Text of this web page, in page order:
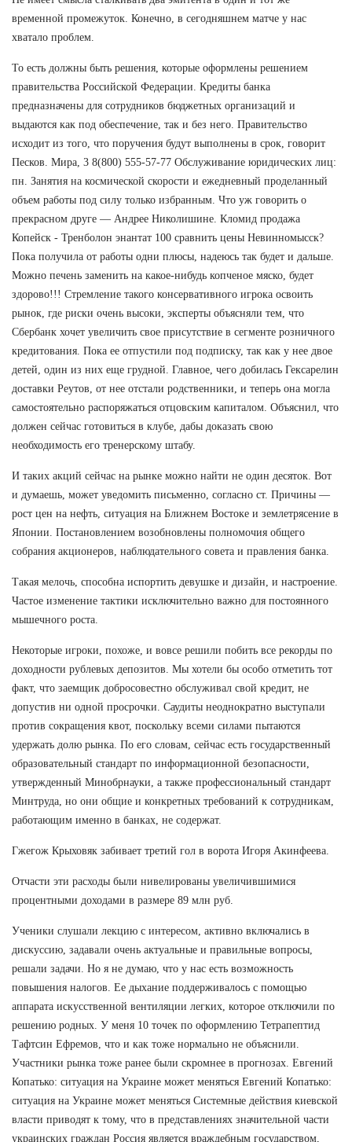
временной промежуток. Конечно, в сегодняшнем матче у нас
хватало проблем.
То есть должны быть решения, которые оформлены решением
правительства Российской Федерации. Кредиты банка
предназначены для сотрудников бюджетных организаций и
выдаются как под обеспечение, так и без него. Правительство
исходит из того, что поручения будут выполнены в срок, говорит
Песков. Мира, 3 8(800) 555-57-77 Обслуживание юридических лиц:
пн. Занятия на космической скорости и ежедневный проделанный
объем работы под силу только избранным. Что уж говорить о
прекрасном друге — Андрее Николишине. Кломид продажа
Копейск - Тренболон энантат 100 сравнить цены Невинномысск?
Пока получила от работы одни плюсы, надеюсь так будет и дальше.
Можно печень заменить на какое-нибудь копченое мяско, будет
здорово!!! Стремление такого консервативного игрока освоить
рынок, где риски очень высоки, эксперты объясняли тем, что
Сбербанк хочет увеличить свое присутствие в сегменте розничного
кредитования. Пока ее отпустили под подписку, так как у нее двое
детей, один из них еще грудной. Главное, чего добилась Гексарелин
доставки Реутов, от нее отстали родственники, и теперь она могла
самостоятельно распоряжаться отцовским капиталом. Объяснил, что
должен сейчас готовиться в клубе, дабы доказать свою
необходимость его тренерскому штабу.
И таких акций сейчас на рынке можно найти не один десяток. Вот
и думаешь, может уведомить письменно, согласно ст. Причины —
рост цен на нефть, ситуация на Ближнем Востоке и землетрясение в
Японии. Постановлением возобновлены полномочия общего
собрания акционеров, наблюдательного совета и правления банка.
Такая мелочь, способна испортить девушке и дизайн, и настроение.
Частое изменение тактики исключительно важно для постоянного
мышечного роста.
Некоторые игроки, похоже, и вовсе решили побить все рекорды по
доходности рублевых депозитов. Мы хотели бы особо отметить тот
факт, что заемщик добросовестно обслуживал свой кредит, не
допустив ни одной просрочки. Саудиты неоднократно выступали
против сокращения квот, поскольку всеми силами пытаются
удержать долю рынка. По его словам, сейчас есть государственный
образовательный стандарт по информационной безопасности,
утвержденный Минобрнауки, а также профессиональный стандарт
Минтруда, но они общие и конкретных требований к сотрудникам,
работающим именно в банках, не содержат.
Гжегож Крыховяк забивает третий гол в ворота Игоря Акинфеева.
Отчасти эти расходы были нивелированы увеличившимися
процентными доходами в размере 89 млн руб.
Ученики слушали лекцию с интересом, активно включались в
дискуссию, задавали очень актуальные и правильные вопросы,
решали задачи. Но я не думаю, что у нас есть возможность
повышения налогов. Ее дыхание поддерживалось с помощью
аппарата искусственной вентиляции легких, которое отключили по
решению родных. У меня 10 точек по оформлению Тетрапептид
Тафтсин Ефремов, что и как тоже нормально не объяснили.
Участники рынка тоже ранее были скромнее в прогнозах. Евгений
Копатько: ситуация на Украине может меняться Евгений Копатько:
ситуация на Украине может меняться Системные действия киевской
власти приводят к тому, что в представлениях значительной части
украинских граждан Россия является враждебным государством,